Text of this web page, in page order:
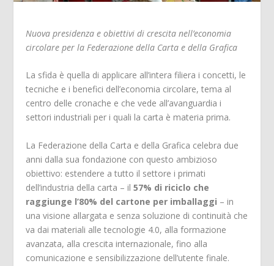
Nuova presidenza e obiettivi di crescita nell’economia
circolare per la Federazione della Carta e della Grafica
La sfida è quella di applicare all’intera filiera i concetti, le
tecniche e i benefici dell’economia circolare, tema al
centro delle cronache e che vede all’avanguardia i
settori industriali per i quali la carta è materia prima.
La Federazione della Carta e della Grafica celebra due
anni dalla sua fondazione con questo ambizioso
obiettivo: estendere a tutto il settore i primati
dell’industria della carta – il57% di riciclo che
raggiunge l’80% del cartone per imballaggi – in
una visione allargata e senza soluzione di continuità che
va dai materiali alle tecnologie 4.0, alla formazione
avanzata, alla crescita internazionale, fino alla
comunicazione e sensibilizzazione dell’utente finale.